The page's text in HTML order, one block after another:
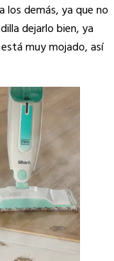
los demás, ya que no
dejarlo bien, ya
muy mojado, así